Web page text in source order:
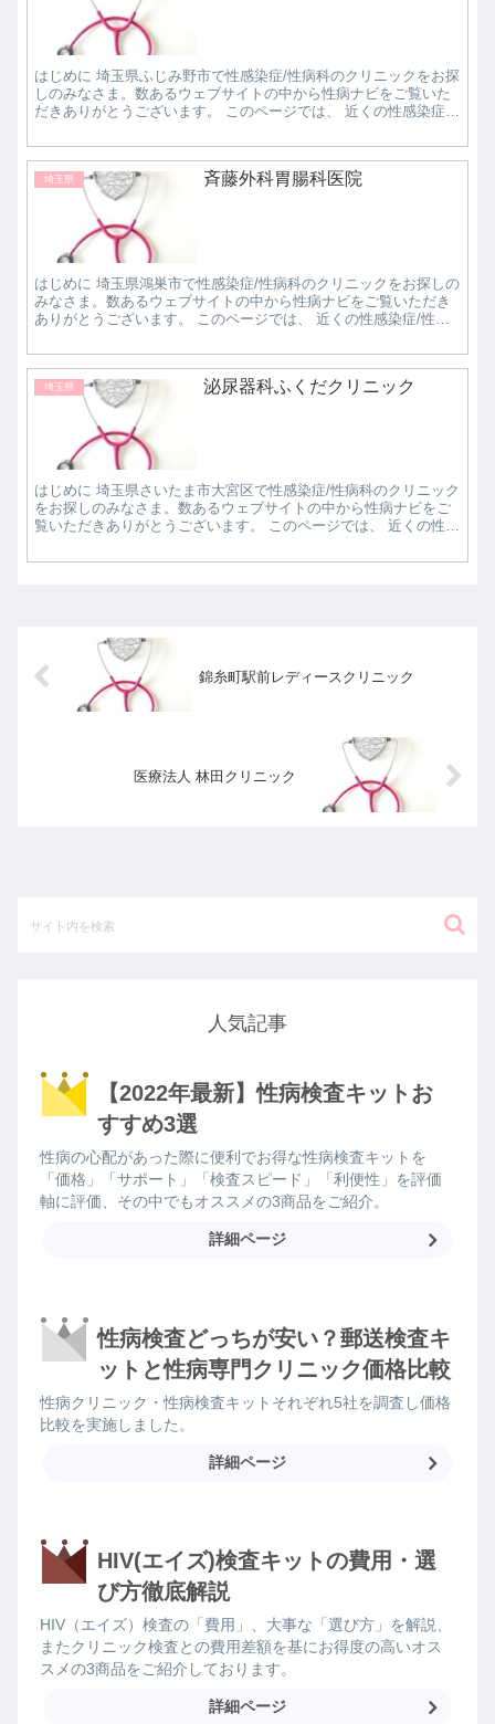
はじめに 埼玉県ふじみ野市で性感染症/性病科のクリニックをお探
しのみなさま。数あるウェブサイトの中から性病ナビをご覧いた
だきありがとうございます。 このページでは、 近くの性感染症/
埼玉県 斉藤外科胃腸科医院
はじめに 埼玉県鴻巣市で性感染症/性病科のクリニックをお探しの
みなさま。数あるウェブサイトの中から性病ナビをご覧いただき
ありがとうございます。 このページでは、 近くの性感染症/性病
埼玉県 泌尿器科ふくだクリニック
はじめに 埼玉県さいたま市大宮区で性感染症/性病科のクリニック
をお探しのみなさま。数あるウェブサイトの中から性病ナビをご
覧いただきありがとうございます。 このページでは、 近くの性感
錦糸町駅前レディースクリニック
医療法人 林田クリニック
人気記事
【2022年最新】性病検査キットお
すすめ3選
性病の心配があった際に便利でお得な性病検査キットを
「価格」「サポート」「検査スピード」「利便性」を評価
軸に評価、その中でもオススメの3商品をご紹介。
詳細ページ
性病検査どっちが安い？郵送検査キ
ットと性病専門クリニック価格比較
性病クリニック・性病検査キットそれぞれ5社を調査し価格
比較を実施しました。
詳細ページ
HIV(エイズ)検査キットの費用・選
び方徹底解説
HIV（エイズ）検査の「費用」、大事な「選び方」を解説、
またクリニック検査との費用差額を基にお得度の高いオス
スメの3商品をご紹介しております。
詳細ページ